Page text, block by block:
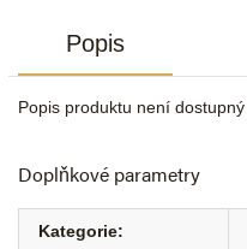
Popis
Popis produktu není dostupný
Doplňkové parametry
Kategorie: